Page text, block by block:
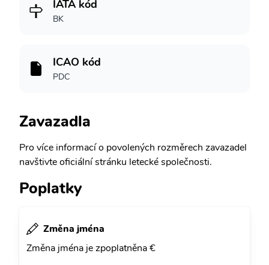
IATA kód
BK
ICAO kód
PDC
Zavazadla
Pro více informací o povolených rozměrech zavazadel
navštivte oficiální stránku letecké společnosti.
Poplatky
Změna jména
Změna jména je zpoplatněna €